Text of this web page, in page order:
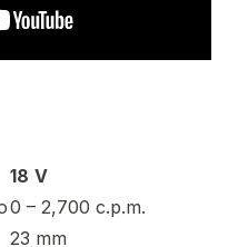
18 V
0 – 2,700 c.p.m.
23 mm